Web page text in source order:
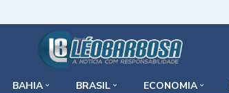
BAHIA BRASIL ECONOMIA